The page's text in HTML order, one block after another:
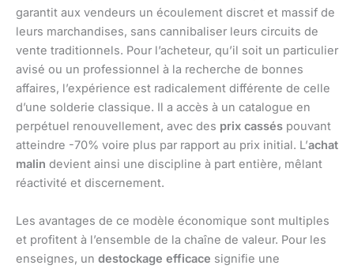
garantit aux vendeurs un écoulement discret et massif de
leurs marchandises, sans cannibaliser leurs circuits de
vente traditionnels. Pour l’acheteur, qu’il soit un particulier
avisé ou un professionnel à la recherche de bonnes
affaires, l’expérience est radicalement différente de celle
d’une solderie classique. Il a accès à un catalogue en
perpétuel renouvellement, avec des prix cassés pouvant
atteindre -70% voire plus par rapport au prix initial. L’achat
malin devient ainsi une discipline à part entière, mêlant
réactivité et discernement.
Les avantages de ce modèle économique sont multiples
et profitent à l’ensemble de la chaîne de valeur. Pour les
enseignes, un destockage efficace signifie une